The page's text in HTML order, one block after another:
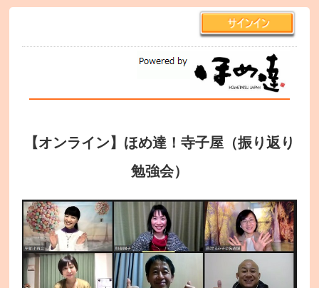
【オンライン】ほめ達！寺子屋（振り返り
勉強会）